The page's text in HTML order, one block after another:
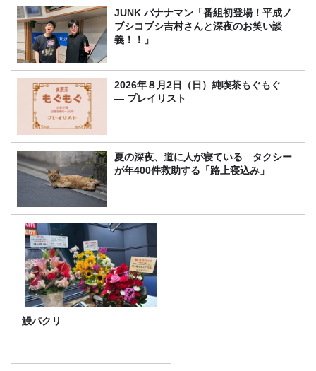
JUNK バナナマン「番組初登場！平成ノ
ブシコブシ吉村さんと深夜のお笑い談
義！！」
2026年８月2日（日）純喫茶もぐもぐ
― プレイリスト
夏の深夜、道に人が寝ている タクシー
が年400件救助する「路上寝込み」
鰻パクリ